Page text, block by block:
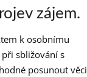
zájem.
k osobnímu
sbližování s
posunout věci